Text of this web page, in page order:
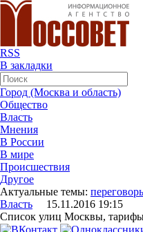
RSS
В закладки
Город (Москва и область)
Общество
Власть
Мнения
В России
В мире
Происшествия
Другое
Актуальные темы:
Власть 15.11.2016 19:15
Список улиц Москвы, тарифы